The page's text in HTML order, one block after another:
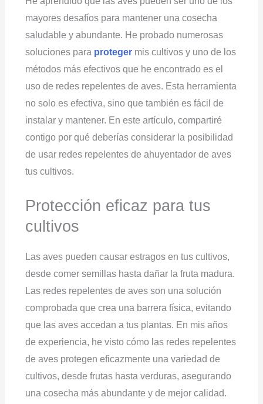
mayores desafíos para mantener una cosecha
saludable y abundante. He probado numerosas
soluciones para protegermis cultivos y uno de los
métodos más efectivos que he encontrado es el
uso de redes repelentes de aves. Esta herramienta
no solo es efectiva, sino que también es fácil de
instalar y mantener. En este artículo, compartiré
contigo por qué deberías considerar la posibilidad
de usar redes repelentes de ahuyentador de aves
tus cultivos.
Protección eficaz para tus
cultivos
Las aves pueden causar estragos en tus cultivos,
desde comer semillas hasta dañar la fruta madura.
Las redes repelentes de aves son una solución
comprobada que crea una barrera física, evitando
que las aves accedan a tus plantas. En mis años
de experiencia, he visto cómo las redes repelentes
de aves protegen eficazmente una variedad de
cultivos, desde frutas hasta verduras, asegurando
una cosecha más abundante y de mejor calidad.